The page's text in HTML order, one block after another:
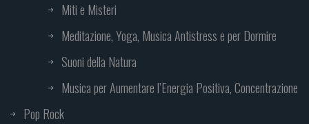
Miti e Misteri
Meditazione, Yoga, Musica Antistress e per Dormire
Suoni della Natura
Musica per Aumentare l’Energia Positiva, Concentrazione
Pop Rock